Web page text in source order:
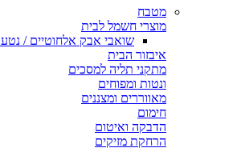
מטבח
מוצרי חשמל לבית
שואבי אבק אלחוטיים /
איבזור הבית
מתקני תליה למסכים
ונטות ומפוחים
מאווררים ומצננים
חימום
הדבקה ואיטום
הרחקת מזיקים